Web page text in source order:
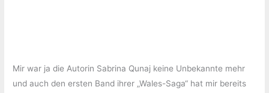
Mir war ja die Autorin Sabrina Qunaj keine Unbekannte mehr
und auch den ersten Band ihrer „Wales-Saga“ hat mir bereits